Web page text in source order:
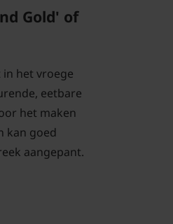
Gold' of
in het vroege
eetbare
het maken
kan goed
aangepant.